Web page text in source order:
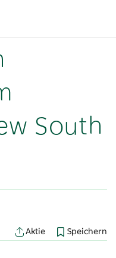
South
Aktie
Speichern